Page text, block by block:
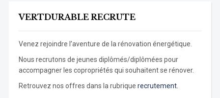
VERTDURABLE RECRUTE
Venez rejoindre l’aventure de la rénovation énergétique.
Nous recrutons de jeunes diplômés/diplômées pour
accompagner les copropriétés qui souhaitent se rénover.
Retrouvez nos offres dans la rubrique recrutement.